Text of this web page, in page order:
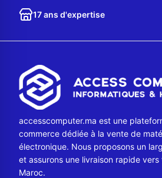
17 ans d'expertise
accesscomputer.ma est une
commerce dédiée à la vente de
électronique. Nous proposons un
et assurons une livraison rapide
Maroc.